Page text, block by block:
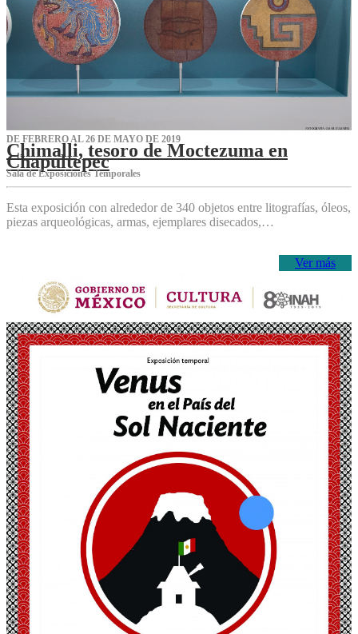
DE FEBRERO AL 26 DE MAYO DE 2019
Chimalli, tesoro de Moctezuma en
Chapultepec
Sala de Exposiciones Temporales
Esta exposición con alrededor de 340 objetos entre litografías, óleos,
piezas arqueológicas, armas, ejemplares disecados,…
Ver más